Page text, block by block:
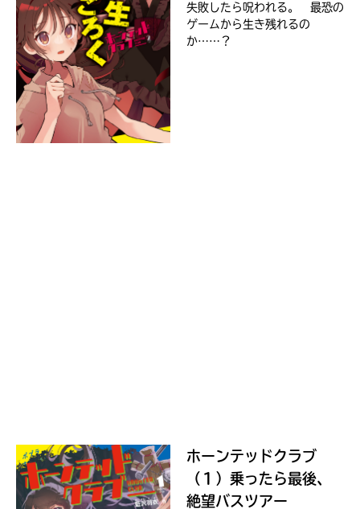
失敗したら呪われる。 最恐の
ゲームから生き残れるの
か……？
ホーンテッドクラブ
（１）乗ったら最後、
絶望バスツアー